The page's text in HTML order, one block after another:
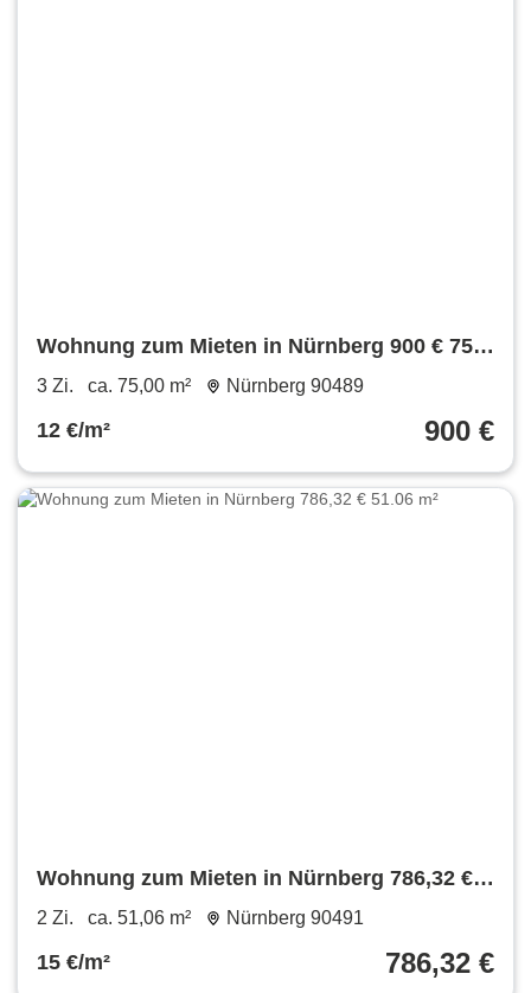
Wohnung zum Mieten in Nürnberg 900 € 75
m²
3 Zi. ca. 75,00 m² Nürnberg 90489
12 €/m² 900 €
Wohnung zum Mieten in Nürnberg 786,32 €
51.06 m²
2 Zi. ca. 51,06 m² Nürnberg 90491
15 €/m² 786,32 €